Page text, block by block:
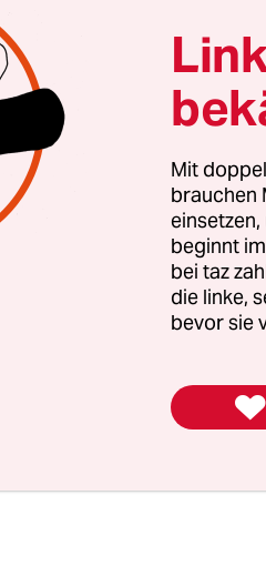
zum Verkauf“
Verordnung,
hat.
viele Geschäfte
Bilder etwa von einer
An Automaten
Mit
brauchen
beginnt
bei taz
die linke,
bevor sie
